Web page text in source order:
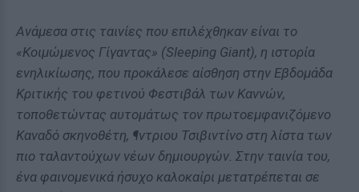
Ανάμεσα στις ταινίες που επιλέχθηκαν είναι το
«Κοιμώμενος Γίγαντας» (Sleeping Giant), η ιστορία
ενηλικίωσης, που προκάλεσε αίσθηση στην Εβδομάδα
Κριτικής του φετινού Φεστιβάλ των Καννών,
τοποθετώντας αυτομάτως τον πρωτοεμφανιζόμενο
Καναδό σκηνοθέτη, ¶ντριου Τσιβιντίνο στη λίστα των
πιο ταλαντούχων νέων δημιουργών. Στην ταινία του,
ένα φαινομενικά ήσυχο καλοκαίρι μετατρέπεται σε